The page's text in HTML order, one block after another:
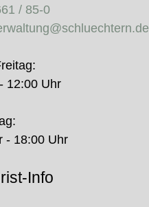
/ 85-0
12:00 Uhr
- 18:00 Uhr
Info